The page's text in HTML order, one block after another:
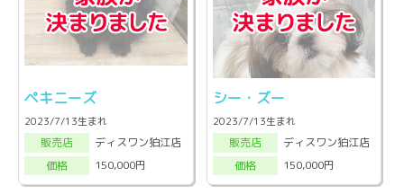
ペキニーズ
2023/7/13生まれ
販売店
ディスワン狛江店
価格
150,000円
シー・ズー
2023/7/13生まれ
販売店
ディスワン狛江店
価格
150,000円